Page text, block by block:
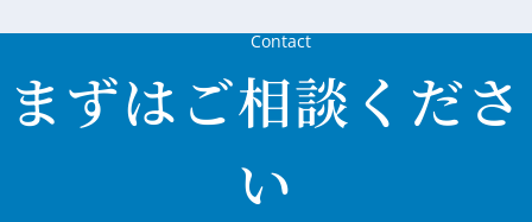
Contact
まずはご相談くださ
い